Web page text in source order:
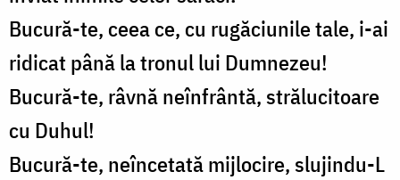
Bucură-te, ceea ce, cu rugăciunile tale, i-ai
ridicat până la tronul lui Dumnezeu!
Bucură-te, râvnă neînfrântă, strălucitoare
cu Duhul!
Bucură-te, neîncetată mijlocire, slujindu-L